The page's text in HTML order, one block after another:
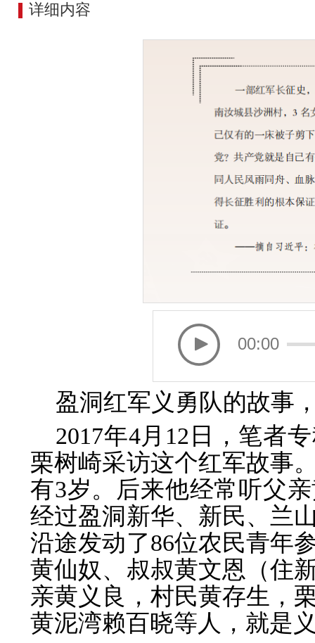
详细内容
00:00
盈洞红军义勇队的故事
2017年4月12日，笔者
栗树崎采访这个红军故事
有3岁。后来他经常听父
经过盈洞新华、新民、兰
沿途发动了86位农民青年
黄仙奴、叔叔黄文恩（住
亲黄义良，村民黄存生，
黄泥湾赖百晓等人，就是